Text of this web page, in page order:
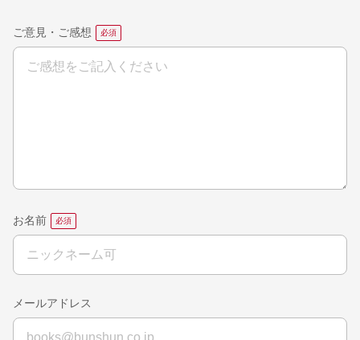
ご意見・ご感想
お名前
メールアドレス